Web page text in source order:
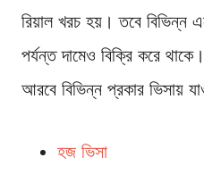
রিয়াল খরচ হয়। তবে বিভিন্ন
পর্যন্ত দামেও বিক্রি করে
আরবে বিভিন্ন প্রকার ভিসায়
হজ ভিসা